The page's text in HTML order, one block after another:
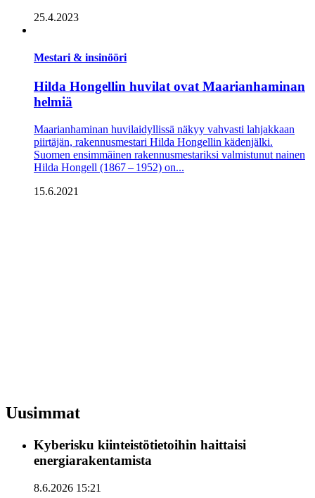
25.4.2023
Mestari & insinööri
Hilda Hongellin huvilat ovat Maarianhaminan
helmiä
Maarianhaminan huvilaidyllissä näkyy vahvasti lahjakkaan
piirtäjän, rakennusmestari Hilda Hongellin kädenjälki.
Suomen ensimmäinen raken­nusmestariksi valmistunut nainen
Hilda Hongell (1867 – 1952) on...
15.6.2021
Uusimmat
Kyberisku kiinteistötietoihin haittaisi
energiarakentamista
8.6.2026 15:21